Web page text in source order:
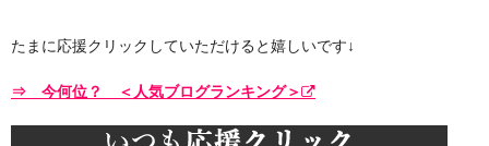
たまに応援クリックしていただけると嬉しいです↓
⇒ 今何位？ ＜人気ブログランキング＞